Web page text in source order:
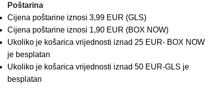
Poštarina
Cijena poštarine iznosi 3,99 EUR (GLS)
Cijena poštarine iznosi 1,90 EUR (BOX NOW)
Ukoliko je košarica vrijednosti iznad 25 EUR- BOX NOW
je besplatan
Ukoliko je košarica vrijednosti iznad 50 EUR-GLS je
besplatan